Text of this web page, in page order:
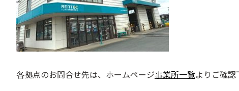
各拠点のお問合せ先は、ホームページ事業所一覧よりご確認